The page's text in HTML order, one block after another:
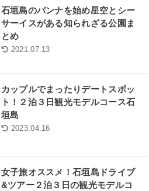
石垣島のバンナを始め星空とシー
サーイスがある知られざる公園ま
とめ
2021.07.13
カップルでまったりデートスポッ
ト！２泊３日観光モデルコース石
垣島
2023.04.16
女子旅オススメ！石垣島ドライブ
&ツアー２泊３日の観光モデルコ